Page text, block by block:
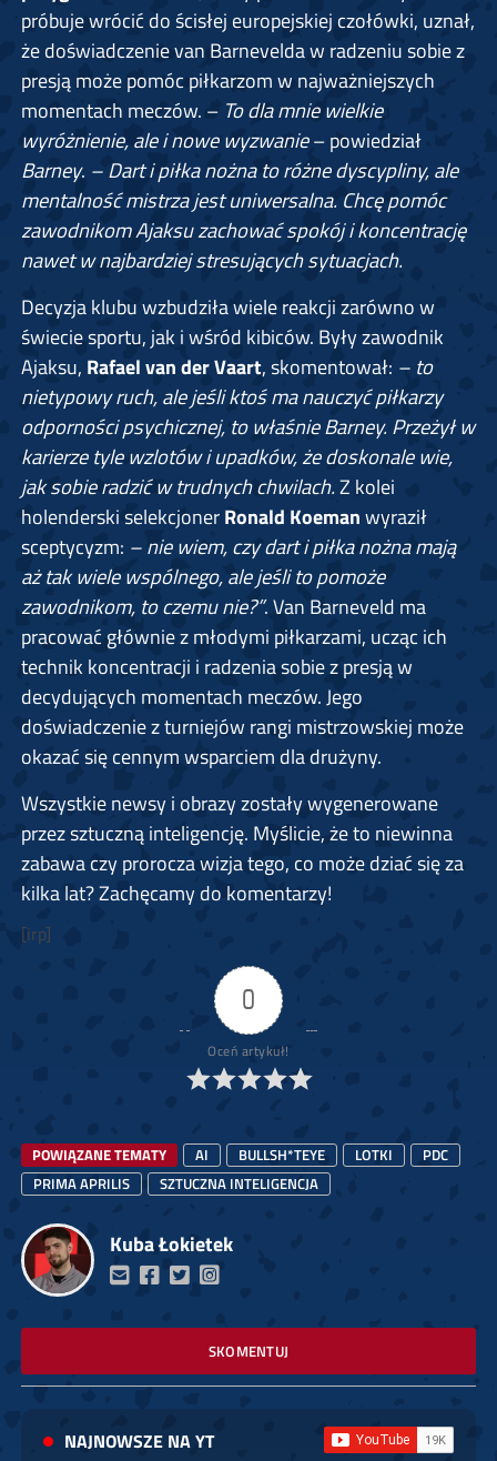
próbuje wrócić do ścisłej europejskiej czołówki, uznał,
że doświadczenie van Barnevelda w radzeniu sobie z
presją może pomóc piłkarzom w najważniejszych
momentach meczów. – To dla mnie wielkie
wyróżnienie, ale i nowe wyzwanie– powiedział
Barney. – Dart i piłka nożna to różne dyscypliny, ale
mentalność mistrza jest uniwersalna. Chcę pomóc
zawodnikom Ajaksu zachować spokój i koncentrację
nawet w najbardziej stresujących sytuacjach.
Decyzja klubu wzbudziła wiele reakcji zarówno w
świecie sportu, jak i wśród kibiców. Były zawodnik
Ajaksu, Rafael van der Vaart, skomentował: – to
nietypowy ruch, ale jeśli ktoś ma nauczyć piłkarzy
odporności psychicznej, to właśnie Barney. Przeżył w
karierze tyle wzlotów i upadków, że doskonale wie,
jak sobie radzić w trudnych chwilach.Z kolei
holenderski selekcjonerRonald Koemanwyraził
sceptycyzm: – nie wiem, czy dart i piłka nożna mają
aż tak wiele wspólnego, ale jeśli to pomoże
zawodnikom, to czemu nie?”. Van Barneveld ma
pracować głównie z młodymi piłkarzami, ucząc ich
technik koncentracji i radzenia sobie z presją w
decydujących momentach meczów. Jego
doświadczenie z turniejów rangi mistrzowskiej może
okazać się cennym wsparciem dla drużyny.
Wszystkie newsy i obrazy zostały wygenerowane
przez sztuczną inteligencję. Myślicie, że to niewinna
zabawa czy prorocza wizja tego, co może dziać się za
kilka lat? Zachęcamy do komentarzy!
[irp]
0
Oceń artykuł!
POWIĄZANE TEMATY AI BULLSH*TEYE LOTKI
PDC
PRIMA APRILIS
SZTUCZNA INTELIGENCJA
Kuba Łokietek
SKOMENTUJ
NAJNOWSZE NA YT